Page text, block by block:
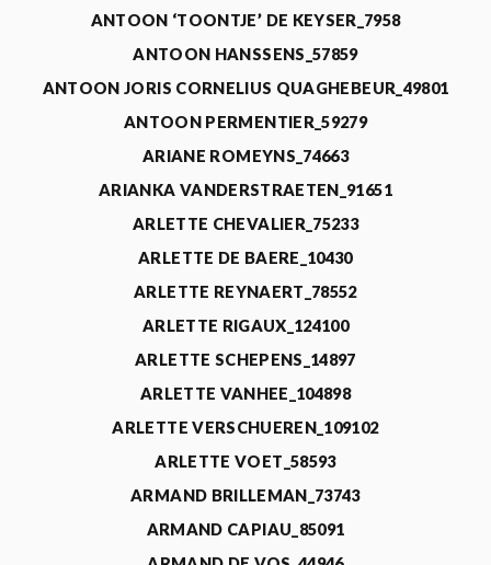
ANTOON ‘TOONTJE’ DE KEYSER_7958
ANTOON HANSSENS_57859
ANTOON JORIS CORNELIUS QUAGHEBEUR_49801
ANTOON PERMENTIER_59279
ARIANE ROMEYNS_74663
ARIANKA VANDERSTRAETEN_91651
ARLETTE CHEVALIER_75233
ARLETTE DE BAERE_10430
ARLETTE REYNAERT_78552
ARLETTE RIGAUX_124100
ARLETTE SCHEPENS_14897
ARLETTE VANHEE_104898
ARLETTE VERSCHUEREN_109102
ARLETTE VOET_58593
ARMAND BRILLEMAN_73743
ARMAND CAPIAU_85091